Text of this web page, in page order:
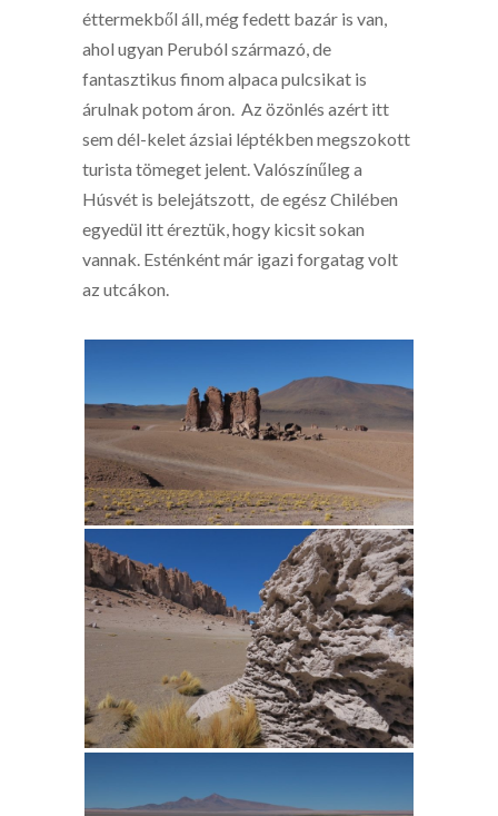
éttermekből áll, még fedett bazár is van,
ahol ugyan Peruból származó, de
fantasztikus finom alpaca pulcsikat is
árulnak potom áron. Az özönlés azért itt
sem dél-kelet ázsiai léptékben megszokott
turista tömeget jelent. Valószínűleg a
Húsvét is belejátszott, de egész Chilében
egyedül itt éreztük, hogy kicsit sokan
vannak. Esténként már igazi forgatag volt
az utcákon.